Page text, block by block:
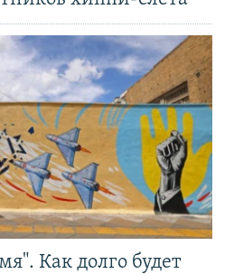
Как долго будет